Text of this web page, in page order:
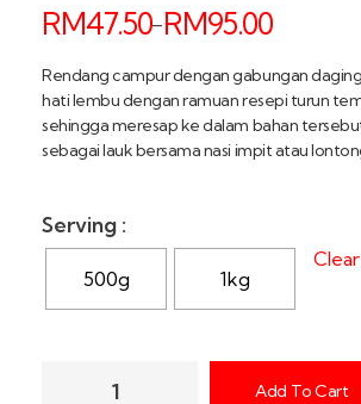
RM47.50–RM95.00
Rendang campur dengan gabungan
hati lembu dengan ramuan resepi turun
sehingga meresap ke dalam bahan
sebagai lauk bersama nasi impit atau
Serving :
500g 1kg
Clear
Add To Cart